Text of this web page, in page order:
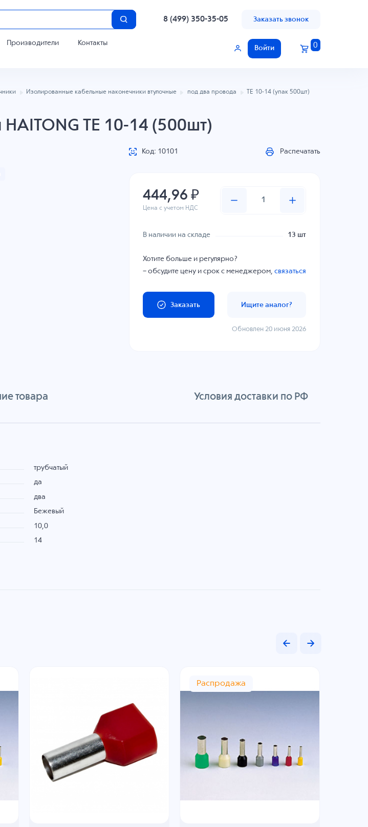
8 (499) 350-35-05 Заказать звонок
Производители Контакты
Войти 0
Изолированные кабельные наконечники втулочные под два провода TE 10-14 (упак 500шт)
TE 10-14 (500шт)
Код: 10101 Распечатать
444,96 ₽
Цена с учетом НДС
В наличии на складе 13 шт
Хотите больше и регулярно?
– обсудите цену и срок с менеджером,связаться
Заказать Ищите аналог?
Обновлен 20 июня 2026
товара Условия доставки по РФ
трубчатый
да
два
Бежевый
10,0
14
Распродажа